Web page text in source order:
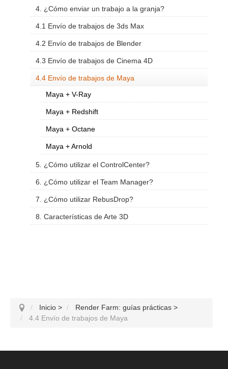
4. ¿Cómo enviar un trabajo a la granja?
4.1 Envío de trabajos de 3ds Max
4.2 Envío de trabajos de Blender
4.3 Envío de trabajos de Cinema 4D
4.4 Envío de trabajos de Maya
Maya + V-Ray
Maya + Redshift
Maya + Octane
Maya + Arnold
5. ¿Cómo utilizar el ControlCenter?
6. ¿Cómo utilizar el Team Manager?
7. ¿Cómo utilizar RebusDrop?
8. Características de Arte 3D
Inicio > Render Farm: guías prácticas >
4.4 Envío de trabajos de Maya